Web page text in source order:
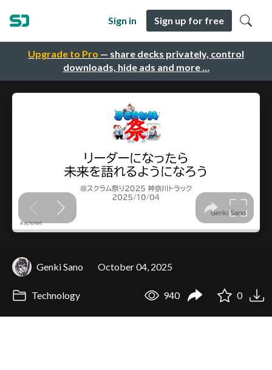
Upgrade to Pro — share decks privately, control
downloads, hide ads and more …
Sign in Sign up for free
Genki Sano October 04, 2025
Technology 940 0